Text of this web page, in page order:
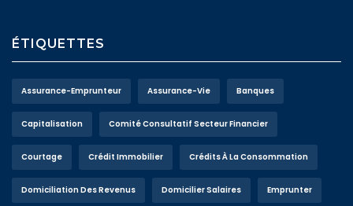
ÉTIQUETTES
Assurance-Emprunteur Assurance-Vie Banques
Capitalisation Comité Consultatif Secteur Financier
Courtage Crédit Immobilier Crédits À La Consommation
Domiciliation Des Revenus Domicilier Salaires Emprunter